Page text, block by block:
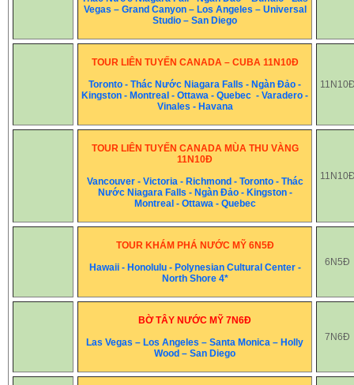
Vegas – Grand Canyon – Los Angeles – Universal
Studio – San Diego
TOUR LIÊN TUYẾN CANADA – CUBA 11N10Đ
Toronto - Thác Nước Niagara Falls - Ngàn Đảo -
Kingston - Montreal - Ottawa - Quebec - Varadero -
Vinales - Havana
TOUR LIÊN TUYẾN CANADA MÙA THU VÀNG
11N10Đ
Vancouver - Victoria - Richmond - Toronto - Thác
Nước Niagara Falls - Ngàn Đảo - Kingston -
Montreal - Ottawa - Quebec
TOUR KHÁM PHÁ NƯỚC MỸ 6N5Đ
Hawaii - Honolulu - Polynesian Cultural Center -
North Shore 4*
6N5Đ
BỜ TÂY NƯỚC MỸ 7N6Đ
Las Vegas – Los Angeles – Santa Monica – Holly
Wood – San Diego
7N6Đ